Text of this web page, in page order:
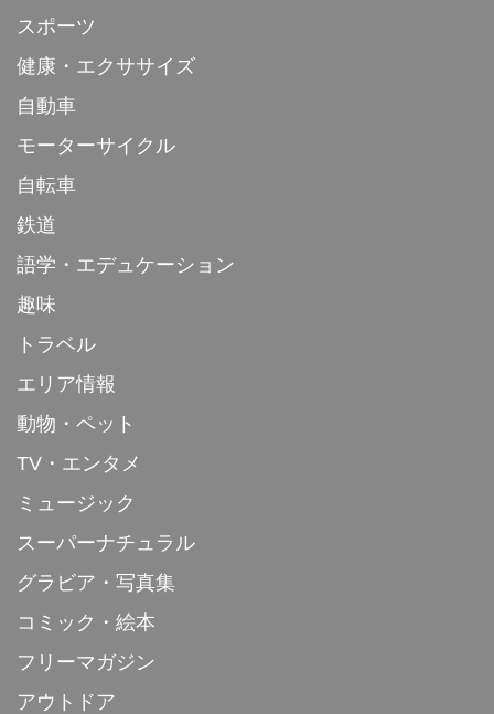
スポーツ
健康・エクササイズ
自動車
モーターサイクル
自転車
鉄道
語学・エデュケーション
趣味
トラベル
エリア情報
動物・ペット
TV・エンタメ
ミュージック
スーパーナチュラル
グラビア・写真集
コミック・絵本
フリーマガジン
アウトドア